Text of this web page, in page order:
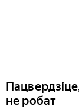
не робат